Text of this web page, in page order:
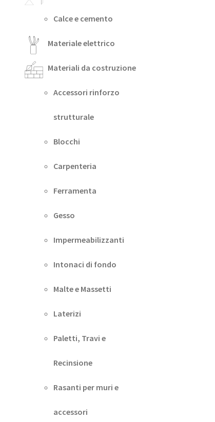
Calce e cemento
Materiale elettrico
Materiali da costruzione
Accessori rinforzo
strutturale
Blocchi
Carpenteria
Ferramenta
Gesso
Impermeabilizzanti
Intonaci di fondo
Malte e Massetti
Laterizi
Paletti, Travi e
Recinsione
Rasanti per muri e
accessori